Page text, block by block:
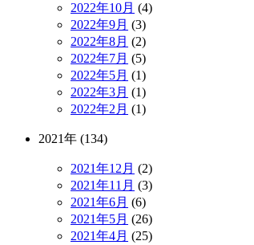
2022年10月 (4)
2022年9月 (3)
2022年8月 (2)
2022年7月 (5)
2022年5月 (1)
2022年3月 (1)
2022年2月 (1)
2021年 (134)
2021年12月 (2)
2021年11月 (3)
2021年6月 (6)
2021年5月 (26)
2021年4月 (25)